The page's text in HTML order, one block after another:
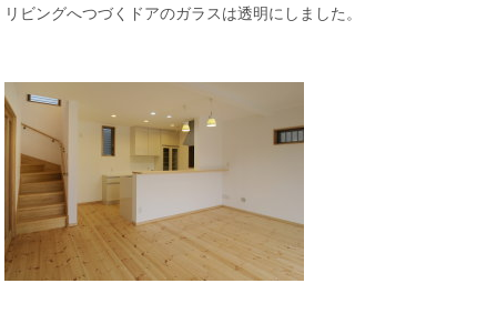
リビングへつづくドアのガラスは透明にしました。